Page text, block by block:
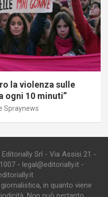
la violenza sulle
ogni 10 minuti”
Spraynews
Srl - Via Assisi 21 -
- legal@editorially.it -
in quanto viene